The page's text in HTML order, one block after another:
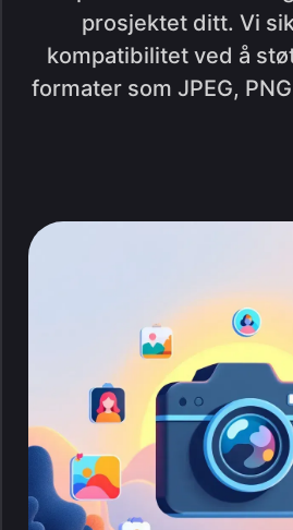
prosjektet ditt. Vi
kompatibilitet ved å
formater som JPEG,